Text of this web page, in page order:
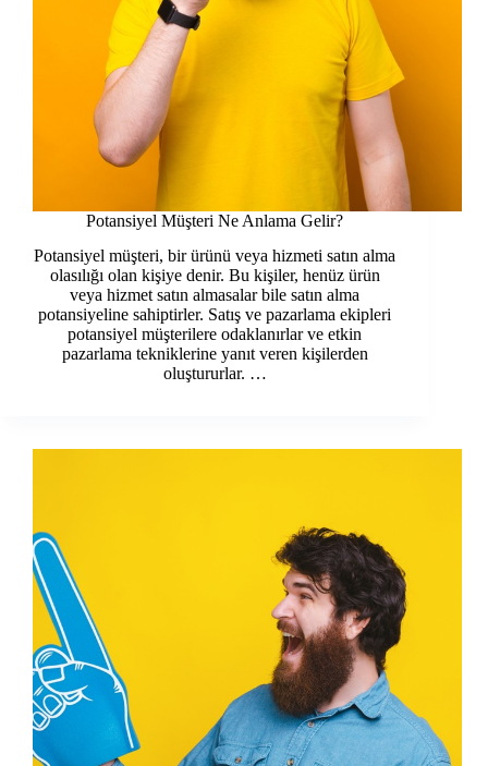
Potansiyel Müşteri Ne Anlama Gelir?
Potansiyel müşteri, bir ürünü veya hizmeti satın alma
olasılığı olan kişiye denir. Bu kişiler, henüz ürün
veya hizmet satın almasalar bile satın alma
potansiyeline sahiptirler. Satış ve pazarlama ekipleri
potansiyel müşterilere odaklanırlar ve etkin
pazarlama tekniklerine yanıt veren kişilerden
oluştururlar. …